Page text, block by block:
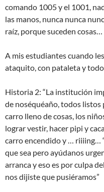
comando 1005 y el 1001,
las manos, nunca nunca
raíz, porque suceden cosas…
A mis estudiantes cuando
ataquito, con pataleta y
Historia 2: “La institución
de noséquéaño, todos listos
carro lleno de cosas, los
lograr vestir, hacer pipi y
carro encendido y … riiiing…
que sea pero ayúdanos
arranca y eso es por culpa
nos dijiste que pusiéramos”